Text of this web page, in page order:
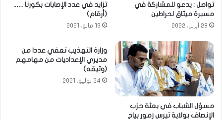
تواصل : يدعو للمشاركة في
مسيرة ميثاق لحراطين
28 أبريل، 2022
تزايد في عدد الإصابات بكورنا …..
(أرقام)
19 مايو، 2021
مسؤل الشباب في بعثة حزب
الإنصاف بولاية تيرس زمور بياح
وزارة التهذيب تعفي عددا من
مديري الإعداديات من مهامهم
(وثيقه)
24 يوليو، 2021